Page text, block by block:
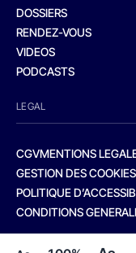
DOSSIERS
RENDEZ-VOUS
VIDEOS
PODCASTS
LEGAL
CGVMENTIONS
GESTION DES COOKIES
POLITIQUE
CONDITIONS